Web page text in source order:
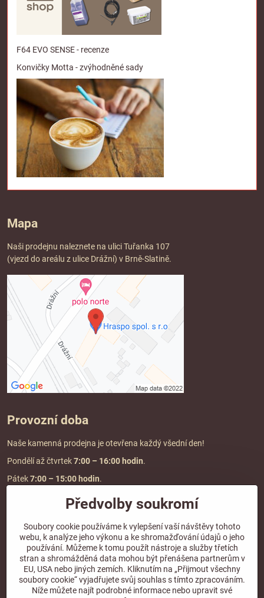
F64 EVO SENSE - recenze
Konvičky Motta - zvýhodněné sady
Mapa
Naši prodejnu naleznete na ulici Tuřanka 107
(vjezd do areálu z ulice Drážní) v Brně-Slatině.
Provozní doba
Naše kamenná prodejna je otevřena každý všední den!
Pondělí až čtvrtek7:00 – 16:00 hodin.
Pátek7:00 – 15:00 hodin.
Doprava a platba
DOPRAVA ZDARMA
při objednávce nad2000 Kč vč. DPH.
*Nevztahuje se na paletovou přepravu.
Předvolby soukromí
Soubory cookie používáme k vylepšení vaší návštěvy tohoto
webu, k analýze jeho výkonu a ke shromažďování údajů o jeho
používání. Můžeme k tomu použít nástroje a služby třetích
stran a shromážděná data mohou být přenášena partnerům v
EU, USA nebo jiných zemích. Kliknutím na „Přijmout všechny
soubory cookie“ vyjadřujete svůj souhlas s tímto zpracováním.
Níže můžete najít podrobné informace nebo upravit své